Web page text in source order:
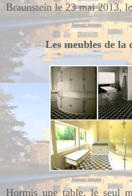
Braunstein le 23 mai 2013,
Les meubles de la
Hormis une table, le seul